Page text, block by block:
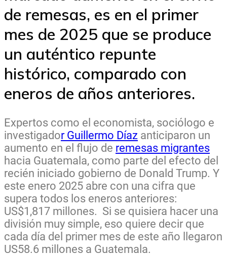
de remesas, es en el primer
mes de 2025 que se produce
un auténtico repunte
histórico, comparado con
eneros de años anteriores.
Expertos como el economista, sociólogo e
investigador Guillermo Díaz anticiparon un
aumento en el flujo de remesas migrantes
hacia Guatemala, como parte del efecto del
recién iniciado gobierno de Donald Trump. Y
este enero 2025 abre con una cifra que
supera todos los eneros anteriores:
US$1,817 millones. Si se quisiera hacer una
división muy simple, eso quiere decir que
cada día del primer mes de este año llegaron
US58.6 millones a Guatemala.